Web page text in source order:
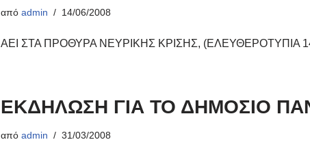
απόadmin 14/06/2008
ΑΕΙ ΣΤΑ ΠΡΟΘΥΡΑ ΝΕΥΡΙΚΗΣ ΚΡΙΣΗΣ, (ΕΛΕΥΘΕΡΟΤΥΠΙΑ
ΕΚΔΗΛΩΣΗ ΓΙΑ ΤΟ ΔΗΜΟΣΙΟ
απόadmin 31/03/2008